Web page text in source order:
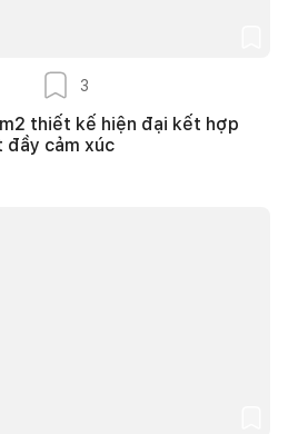
3
thiết kế hiện đại kết hợp
đầy cảm xúc